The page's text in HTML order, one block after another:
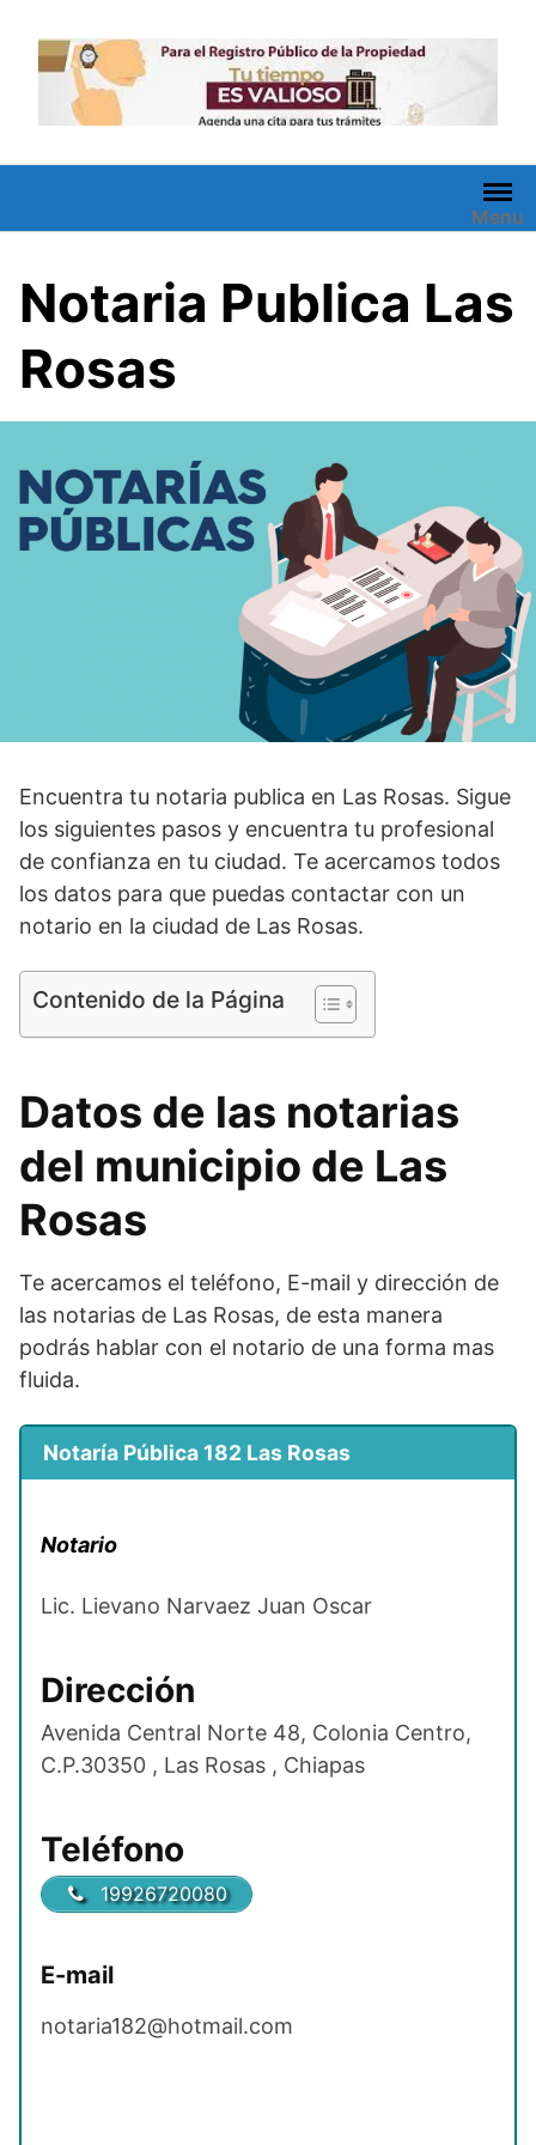
contenido
Menu
Notaria Publica Las
Rosas
Encuentra tu notaria publica en Las Rosas. Sigue
los siguientes pasos y encuentra tu profesional
de confianza en tu ciudad. Te acercamos todos
los datos para que puedas contactar con un
notario en la ciudad de Las Rosas.
Contenido de la Página
Datos de las notarias
del municipio de Las
Rosas
Te acercamos el teléfono, E-mail y dirección de
las notarias de Las Rosas, de esta manera
podrás hablar con el notario de una forma mas
fluida.
Notaría Pública 182 Las Rosas
Notario
Lic. Lievano Narvaez Juan Oscar
Dirección
Avenida Central Norte 48, Colonia Centro,
C.P.30350 , Las Rosas , Chiapas
Teléfono
19926720080
E-mail
notaria182@hotmail.com